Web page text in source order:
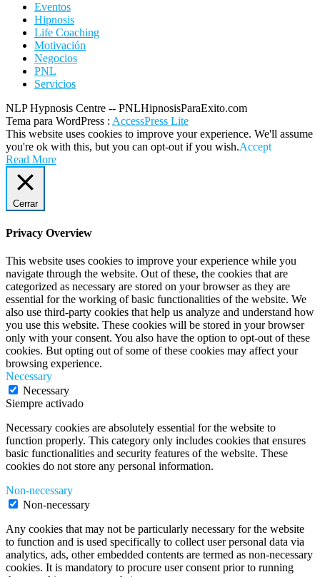
Eventos
Hipnosis
Life Coaching
Motivación
Negocios
PNL
Servicios
NLP Hypnosis Centre -- PNLHipnosisParaExito.com
Tema para WordPress : AccessPress Lite
This website uses cookies to improve your experience. We'll assume
you're ok with this, but you can opt-out if you wish.Accept
Read More
Cerrar
Privacy Overview
This website uses cookies to improve your experience while you
navigate through the website. Out of these, the cookies that are
categorized as necessary are stored on your browser as they are
essential for the working of basic functionalities of the website. We
also use third-party cookies that help us analyze and understand how
you use this website. These cookies will be stored in your browser
only with your consent. You also have the option to opt-out of these
cookies. But opting out of some of these cookies may affect your
browsing experience.
Necessary
Necessary
Siempre activado
Necessary cookies are absolutely essential for the website to
function properly. This category only includes cookies that ensures
basic functionalities and security features of the website. These
cookies do not store any personal information.
Non-necessary
Non-necessary
Any cookies that may not be particularly necessary for the website
to function and is used specifically to collect user personal data via
analytics, ads, other embedded contents are termed as non-necessary
cookies. It is mandatory to procure user consent prior to running